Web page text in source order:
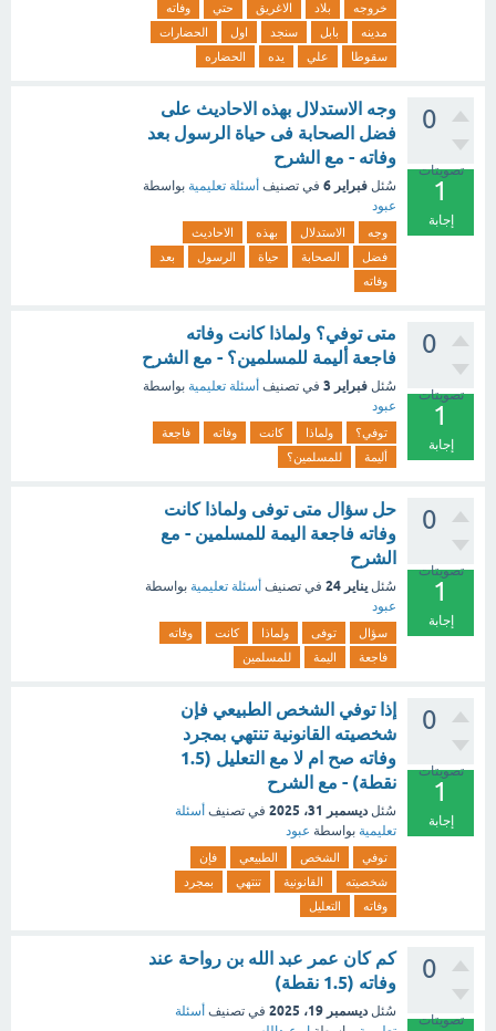
خروجه
بلاد الاغريق حتي
وفاته
مدينه
بابل سنجد اول
الحضارات
سقوطا
علي يده الحضاره
0
تصويتات
1
إجابة
وجه الاستدلال بهذه الاحاديث على
فضل الصحابة فى حياة الرسول بعد
وفاته - مع الشرح
سُئل فبراير 6 في تصنيف أسئلة تعليمية بواسطة
عبود
وجه الاستدلال بهذه
الاحاديث
فضل
الصحابة حياة الرسول
بعد
وفاته
0
تصويتات
1
إجابة
متى توفي؟ ولماذا كانت وفاته
فاجعة أليمة للمسلمين؟ - مع الشرح
سُئل فبراير 3 في تصنيف أسئلة تعليمية بواسطة
عبود
توفي؟ ولماذا كانت وفاته
فاجعة
أليمة
للمسلمين؟
0
تصويتات
1
إجابة
حل سؤال متى توفى ولماذا كانت
وفاته فاجعة اليمة للمسلمين - مع
الشرح
سُئل يناير 24 في تصنيف أسئلة تعليمية بواسطة
عبود
سؤال توفى ولماذا كانت
وفاته
فاجعة
اليمة للمسلمين
0
تصويتات
1
إجابة
إذا توفي الشخص الطبيعي فإن
شخصيته القانونية تنتهي بمجرد
وفاته صح ام لا مع التعليل (1.5
نقطة) - مع الشرح
سُئل ديسمبر 31، 2025 في تصنيف أسئلة
تعليمية بواسطة عبود
توفي الشخص الطبيعي
فإن
شخصيته
القانونية تنتهي
بمجرد
وفاته
التعليل
0
تصويتات
كم كان عمر عبد الله بن رواحة عند
وفاته (1.5 نقطة)
سُئل ديسمبر 19، 2025 في تصنيف أسئلة